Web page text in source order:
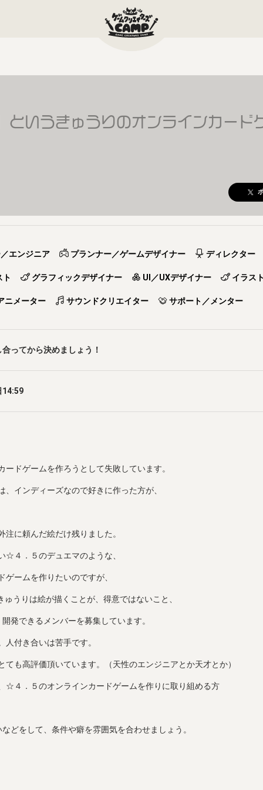
というきゅうりのオンラインカード
エンジニア プランナー／ゲームデザイナー ディレクター
ト グラフィックデザイナー UI／UXデザイナー イラス
ニメーター サウンドクリエイター サポート／メンター
ってから決めましょう！
14:59
ドゲームを作ろうとして失敗しています。
インディーズなので好きに作った方が、
に頼んだ絵だけ残りました。
☆４．５のデュエマのような、
ームを作りたいのですが、
うりは絵が描くことが、得意ではないこと、
発できるメンバーを募集しています。
付き合いは苦手です。
も高評価頂いています。（天性のエンジニアとか天才とか）
☆４．５のオンラインカードゲームを作りに取り組める方
どをして、条件や癖を雰囲気を合わせましょう。